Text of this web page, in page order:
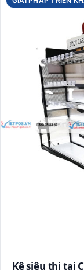
Kệ siêu thị tại